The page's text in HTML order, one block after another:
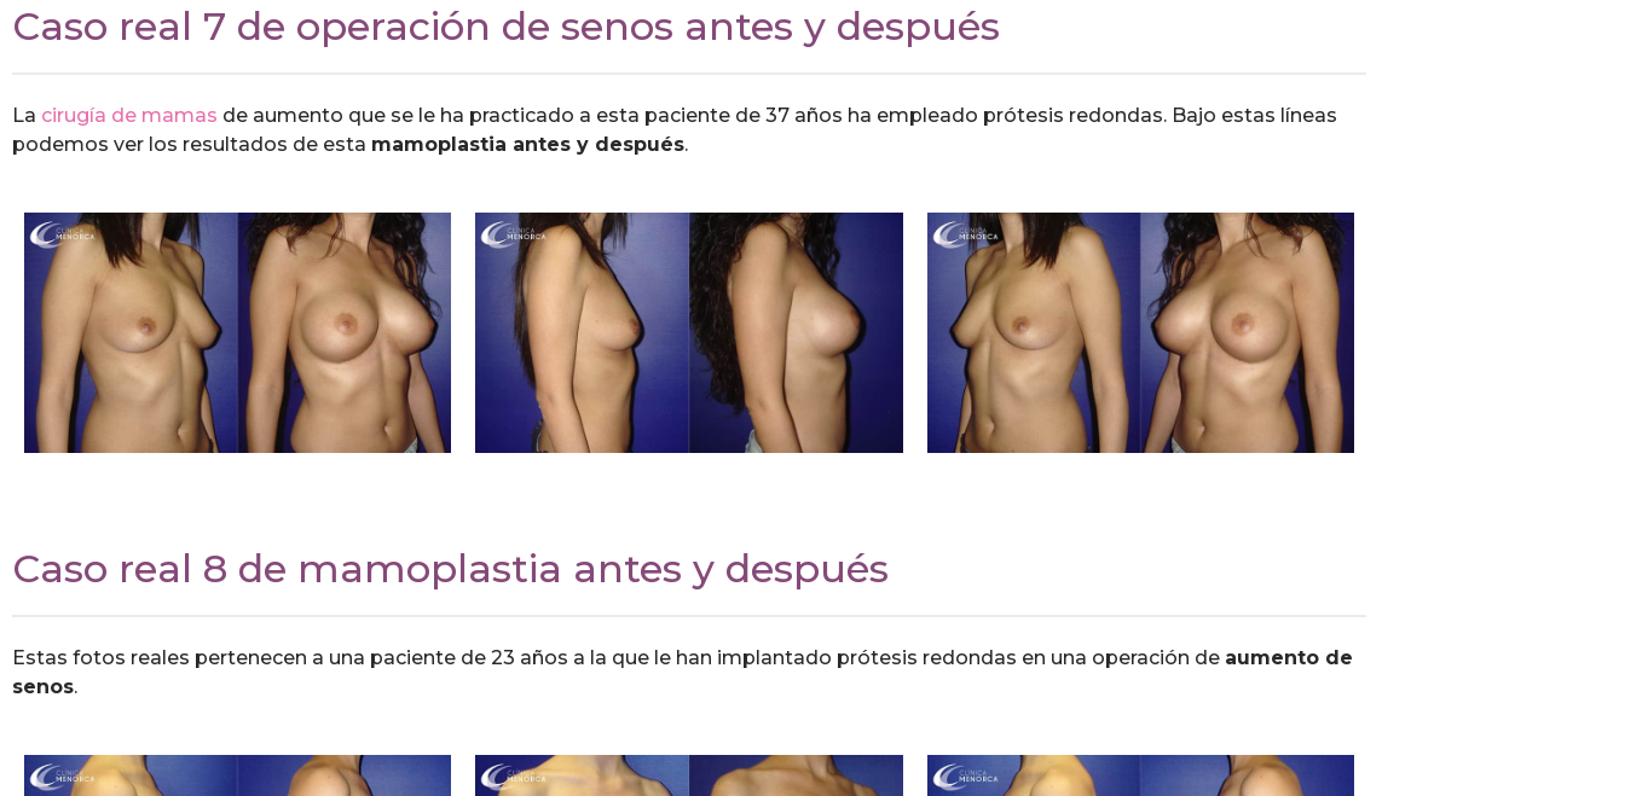
Caso real 7 de operación de senos antes y después
La cirugía de mamas de aumento que se le ha practicado a esta paciente de 37 años ha empleado prótesis redondas. Bajo estas líneas
podemos ver los resultados de esta mamoplastia antes y después.
Caso real 8 de mamoplastia antes y después
Estas fotos reales pertenecen a una paciente de 23 años a la que le han implantado prótesis redondas en una operación de aumento de
senos.